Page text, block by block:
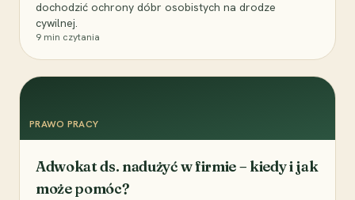
dochodzić ochrony dóbr osobistych na drodze
cywilnej.
9 min czytania
PRAWO PRACY
Adwokat ds. nadużyć w firmie – kiedy i jak
może pomóc?